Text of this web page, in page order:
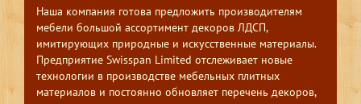
Наша компания готова предложить производителям
мебели большой ассортимент декоров ЛДСП,
имитирующих природные и искусственные материалы.
Предприятие Swisspan Limited отслеживает новые
технологии в производстве мебельных плитных
материалов и постоянно обновляет перечень декоров,